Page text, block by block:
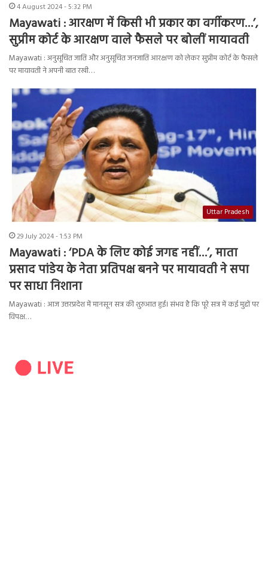
4 August 2024 - 5:32 PM
Mayawati : आरक्षण में किसी भी प्रकार का वर्गीकरण…’,
सुप्रीम कोर्ट के आरक्षण वाले फैसले पर बोलीं मायावती
Mayawati : अनुसूचित जाति और अनुसूचित जनजाति आरक्षण को लेकर सुप्रीम कोर्ट के फैसले
पर मायावती ने अपनी बात रखी…
Uttar Pradesh
29 July 2024 - 1:53 PM
Mayawati : ‘PDA के लिए कोई जगह नहीं…’, माता
प्रसाद पांडेय के नेता प्रतिपक्ष बनने पर मायावती ने सपा
पर साधा निशाना
Mayawati : आज उत्तरप्रदेश में मानसून सत्र की शुरुआत हुई। संभव है कि पूरे सत्र में कई मुद्दों पर
विपक्ष…